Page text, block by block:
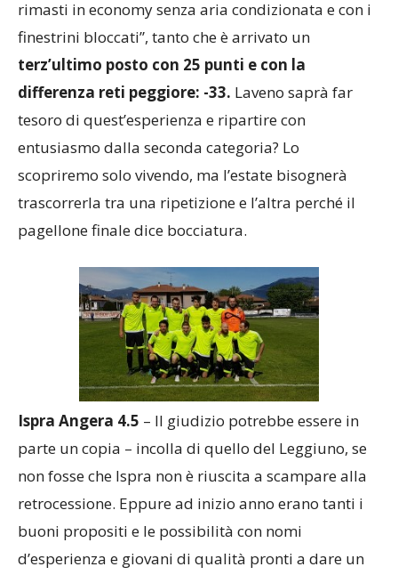
visti buoni segnali. Ed invece da gennaio in poi “si è
rimasti in economy senza aria condizionata e con i
finestrini bloccati”, tanto che è arrivato un
terz’ultimo posto con 25 punti e con la
differenza reti peggiore: -33.Laveno saprà far
tesoro di quest’esperienza e ripartire con
entusiasmo dalla seconda categoria? Lo
scopriremo solo vivendo, ma l’estate bisognerà
trascorrerla tra una ripetizione e l’altra perché il
pagellone finale dice bocciatura.
Ispra Angera 4.5– Il giudizio potrebbe essere in
parte un copia – incolla di quello del Leggiuno, se
non fosse che Ispra non è riuscita a scampare alla
retrocessione. Eppure ad inizio anno erano tanti i
buoni propositi e le possibilità con nomi